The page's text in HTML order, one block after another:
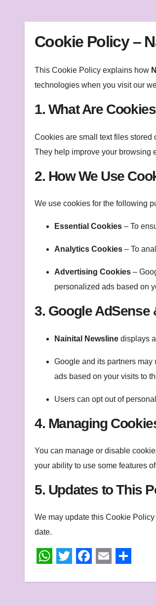
Cookie Policy –
This Cookie Policy explains how
technologies when you visit our
1. What Are
Cookies are small text files stored
They help improve your browsing
2. How We Use
We use cookies for the following
Essential Cookies – To
Analytics Cookies – To
Advertising Cookies –
personalized ads based on
3. Google AdSense
Nainital Newsline displays
Google and its partners
ads based on your visits to
Users can opt out of
4. Managing
You can manage or disable
your ability to use some features
5. Updates to This
We may update this Cookie
date.
h
w a
m h